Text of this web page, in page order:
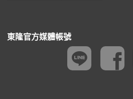
東隆官方媒體帳號